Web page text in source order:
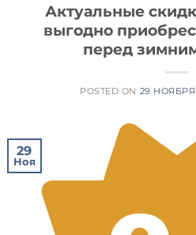
Актуальные
выгодно
перед
POSTED ON 29
29
Ноя